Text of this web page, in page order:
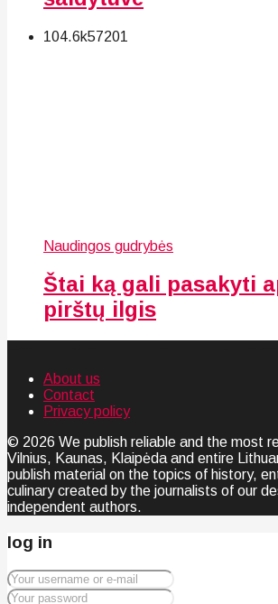
104.6k57201
Naudingos gudrybės
Štai ką gali pasakyti
pirštų ilgis
About us
Contact
Privacy policy
© 2026 We publish reliable and the most
Vilnius, Kaunas, Klaipėda and entire
publish material on the topics of history,
culinary created by the journalists of our
independent authors.
log in